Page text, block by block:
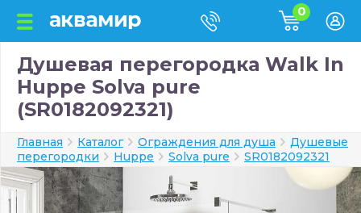
0
Душевая перегородка Walk In
Huppe Solva pure
(SR0182092321)
Главная Каталог Ограждения для душа
Душевые
перегородки
Huppe Solva pure SR0182092321